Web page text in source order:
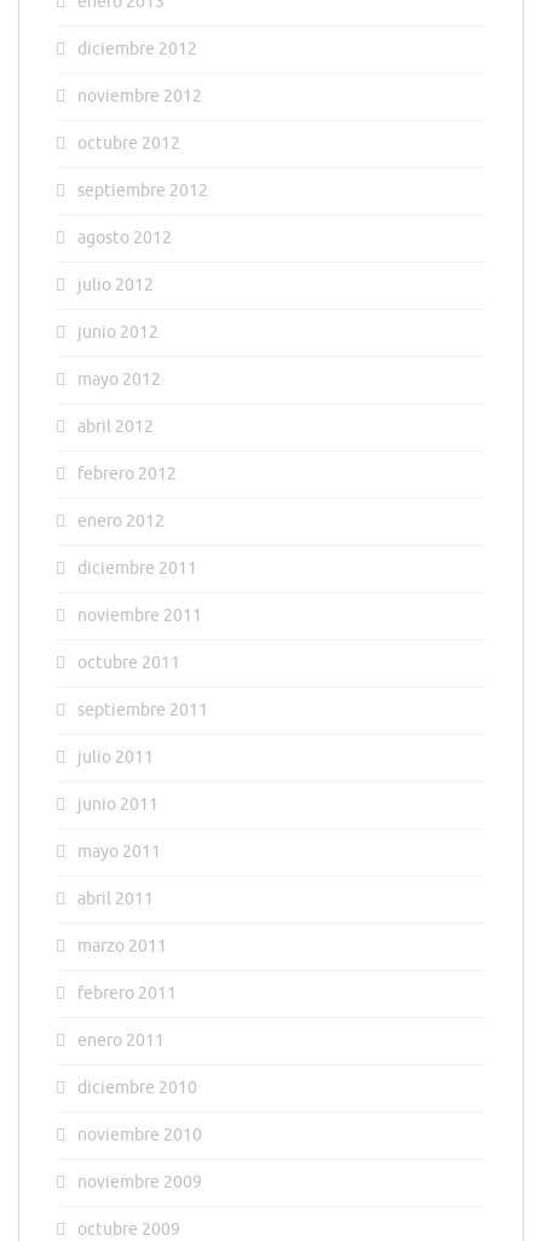
diciembre 2012
noviembre 2012
octubre 2012
septiembre 2012
agosto 2012
julio 2012
junio 2012
mayo 2012
abril 2012
febrero 2012
enero 2012
diciembre 2011
noviembre 2011
octubre 2011
septiembre 2011
julio 2011
junio 2011
mayo 2011
abril 2011
marzo 2011
febrero 2011
enero 2011
diciembre 2010
noviembre 2010
noviembre 2009
octubre 2009